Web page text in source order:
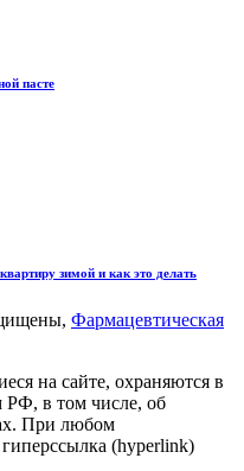
пасте
зимой и как это делать
Фармацевтическая
на сайте, охраняются в
РФ, в том числе, об
При любом
(hyperlink)